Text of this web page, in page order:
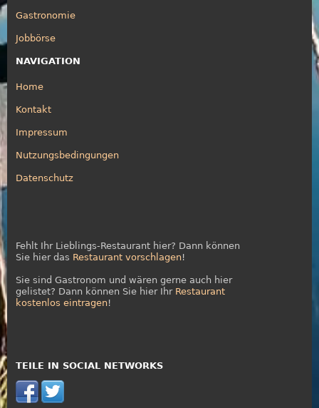
Gastronomie
Jobbörse
NAVIGATION
Home
Kontakt
Impressum
Nutzungsbedingungen
Datenschutz
Fehlt Ihr Lieblings-Restaurant hier? Dann können
Sie hier das Restaurant vorschlagen!
Sie sind Gastronom und wären gerne auch hier
gelistet? Dann können Sie hier Ihr Restaurant
kostenlos eintragen!
TEILE IN SOCIAL NETWORKS